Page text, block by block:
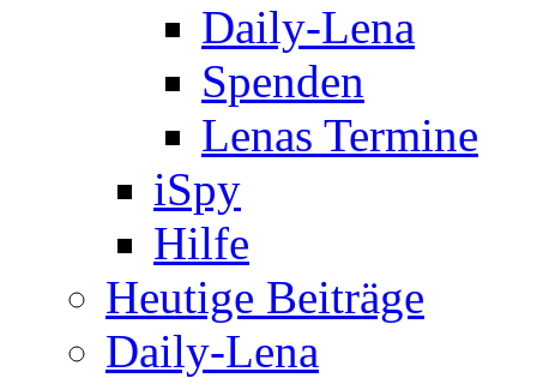
Daily-Lena
Spenden
Lenas Termine
iSpy
Hilfe
Heutige Beiträge
Daily-Lena